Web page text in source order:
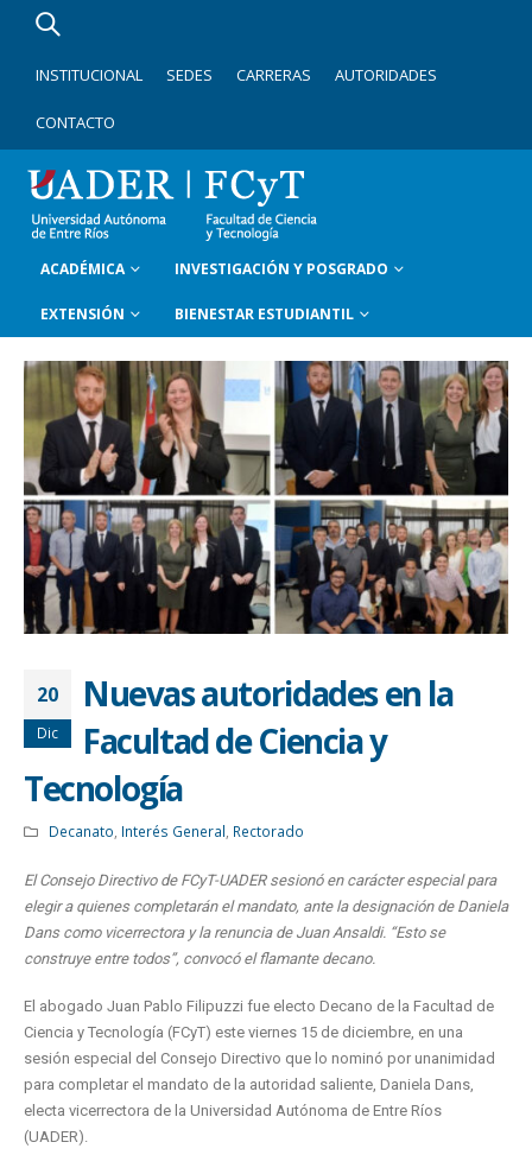
INSTITUCIONAL SEDES CARRERAS AUTORIDADES
CONTACTO
ACADÉMICA INVESTIGACIÓN Y POSGRADO
EXTENSIÓN BIENESTAR ESTUDIANTIL
20
Dic
Nuevas autoridades en la
Facultad de Ciencia y
Tecnología
Decanato Interés General Rectorado
El Consejo Directivo de FCyT-UADER sesionó en carácter especial para
elegir a quienes completarán el mandato, ante la designación de Daniela
Dans como vicerrectora y la renuncia de Juan Ansaldi. “Esto se
construye entre todos”, convocó el flamante decano.
El abogado Juan Pablo Filipuzzi fue electo Decano de la Facultad de
Ciencia y Tecnología (FCyT) este viernes 15 de diciembre, en una
sesión especial del Consejo Directivo que lo nominó por unanimidad
para completar el mandato de la autoridad saliente, Daniela Dans,
electa vicerrectora de la Universidad Autónoma de Entre Ríos
(UADER).